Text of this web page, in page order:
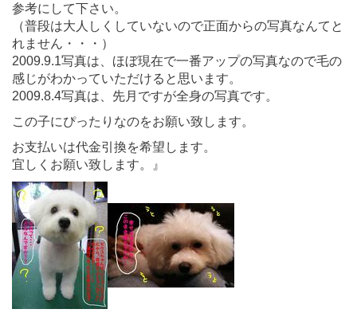
参考にして下さい。
（普段は大人しくしていないので正面からの写真なんてと
れません・・・）
2009.9.1写真は、ほぼ現在で一番アップの写真なので毛の
感じがわかっていただけると思います。
2009.8.4写真は、先月ですが全身の写真です。
この子にぴったりなのをお願い致します。
お支払いは代金引換を希望します。
宜しくお願い致します。』